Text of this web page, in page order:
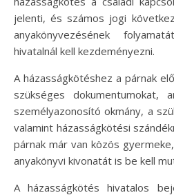
jelenti, és számos jogi
anyakönyvezésének
hivatalnál kell kezdeményezni.
A házasságkötéshez a párnak
szükséges dokumentumokat,
személyazonosító okmány, a
valamint házasságkötési
párnak már van közös
anyakönyvi kivonatát is be kell
A házasságkötés hivatalos